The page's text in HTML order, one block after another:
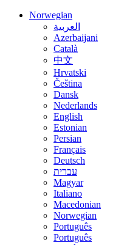
Norwegian
العربية
Azerbaijani
Català
中文
Hrvatski
Čeština
Dansk
Nederlands
English
Estonian
Persian
Français
Deutsch
עברית
Magyar
Italiano
Macedonian
Norwegian
Português
Português